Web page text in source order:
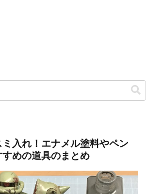
入れ！エナメル塗料やペン
めの道具のまとめ